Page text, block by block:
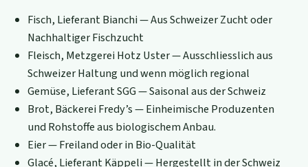
Fisch, Lieferant Bianchi — Aus Schweizer Zucht oder
Nachhaltiger Fischzucht
Fleisch, Metzgerei Hotz Uster — Ausschliesslich aus
Schweizer Haltung und wenn möglich regional
Gemüse, Lieferant SGG — Saisonal aus der Schweiz
Brot, Bäckerei Fredy’s — Einheimische Produzenten
und Rohstoffe aus biologischem Anbau.
Eier — Freiland oder in Bio-Qualität
Glacé, Lieferant Käppeli — Hergestellt in der Schweiz